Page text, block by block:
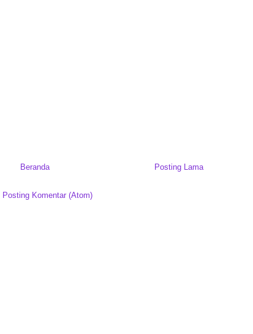
Posting Lama
Beranda
Posting Komentar (Atom)